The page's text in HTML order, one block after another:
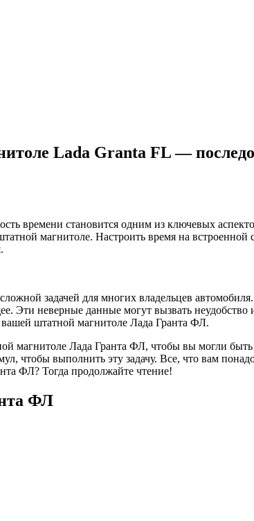
Lada Granta FL —
времени становится одним из ключевых
магнитоле. Настроить время на
задачей для многих владельцев
Эти неверные данные могут вызвать
штатной магнитоле Лада Гранта ФЛ.
Лада Гранта ФЛ, чтобы вы могли быть
чтобы выполнить эту задачу. Все, что вам
ФЛ? Тогда продолжайте чтение!
ФЛ